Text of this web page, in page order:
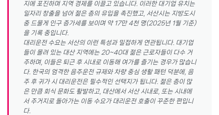
지에 포진하며 지역 경제를 이끌고 있습니다. 이러한 대기업 유치는
일자리 창출을 넘어 젊은 층의 유입을 촉진했고, 서산시는 지방도시
중 드물게 인구 증가세를 보이며 약 17만 4천 명(2025년 1월 기준)
을 기록 중입니다.
대리운전 수요는 서산의 이런 특성과 밀접하게 연관됩니다. 대기업
들이 몰려 있는 대산 지역에는 20~40대 젊은 근로자들이 다수 거
주하며, 이들은 퇴근 후 시내로 이동해 여가를 즐기는 경우가 많습니
다. 한국의 엄격한 음주운전 규제와 차량 중심 생활 패턴 덕분에, 음
주 후 귀가 시 대리운전은 필수적인 선택지가 됩니다. 젊은 층이 많
은 만큼 회식 문화도 활발하고, 대산에서 서산 시내로, 또는 시내에
서 주거지로 돌아가는 이동 수요가 대리운전 호출이 꾸준한 편입니
다.